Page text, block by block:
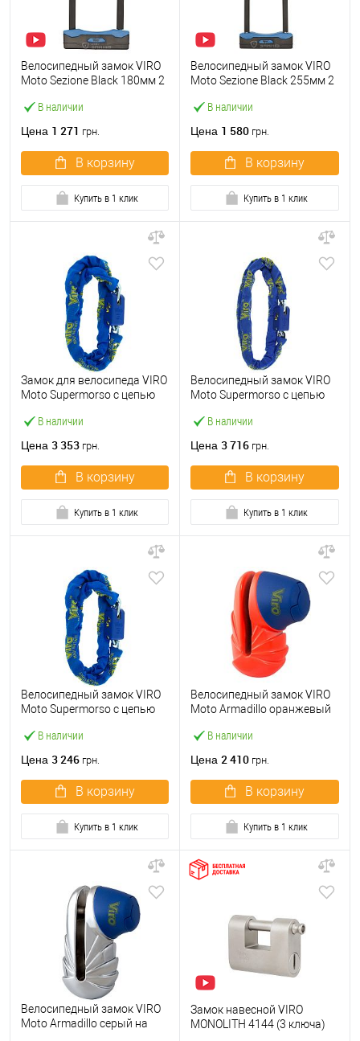
В наличии
Велосипедный замок VIRO
Moto Sezione Black 180мм 2
Цена 1 271 грн.
В корзину
Купить в 1 клик
В наличии
Велосипедный замок VIRO
Moto Sezione Black 255мм 2
Цена 1 580 грн.
В корзину
Купить в 1 клик
В наличии
Замок для велосипеда VIRO
Moto Supermorso с цепью
Цена 3 353 грн.
В корзину
Купить в 1 клик
В наличии
Велосипедный замок VIRO
Moto Supermorso с цепью
Цена 3 716 грн.
В корзину
Купить в 1 клик
В наличии
Велосипедный замок VIRO
Moto Supermorso с цепью
Цена 3 246 грн.
В корзину
Купить в 1 клик
В наличии
Велосипедный замок VIRO
Moto Armadillo оранжевый
Цена 2 410 грн.
В корзину
Купить в 1 клик
Велосипедный замок VIRO
Moto Armadillo серый на
Замок навесной VIRO
MONOLITH 4144 (3 ключа)